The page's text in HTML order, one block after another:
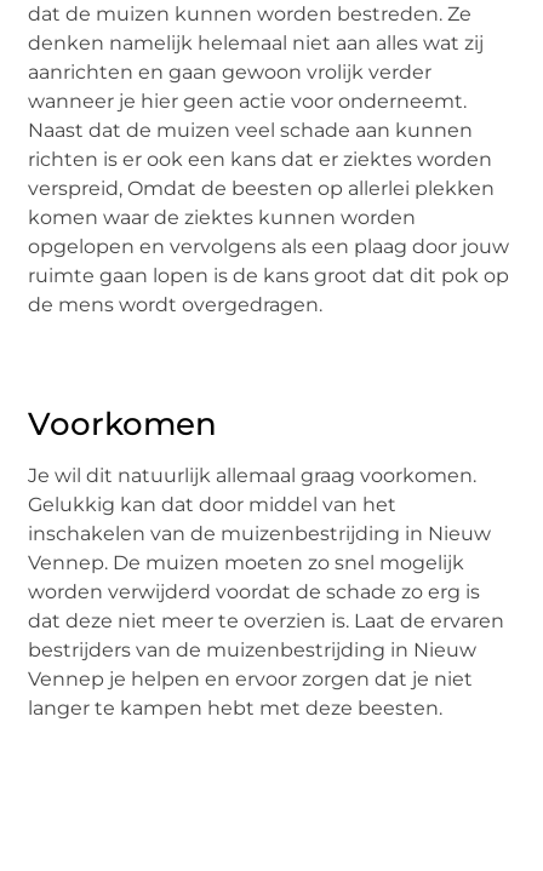
dat de muizen kunnen worden bestreden. Ze
denken namelijk helemaal niet aan alles wat zij
aanrichten en gaan gewoon vrolijk verder
wanneer je hier geen actie voor onderneemt.
Naast dat de muizen veel schade aan kunnen
richten is er ook een kans dat er ziektes worden
verspreid, Omdat de beesten op allerlei plekken
komen waar de ziektes kunnen worden
opgelopen en vervolgens als een plaag door jouw
ruimte gaan lopen is de kans groot dat dit pok op
de mens wordt overgedragen.
Voorkomen
Je wil dit natuurlijk allemaal graag voorkomen.
Gelukkig kan dat door middel van het
inschakelen van de muizenbestrijding in Nieuw
Vennep. De muizen moeten zo snel mogelijk
worden verwijderd voordat de schade zo erg is
dat deze niet meer te overzien is. Laat de ervaren
bestrijders van de muizenbestrijding in Nieuw
Vennep je helpen en ervoor zorgen dat je niet
langer te kampen hebt met deze beesten.